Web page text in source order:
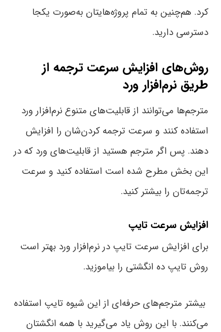
کرد. هم‌چنین به تمام پروژه‌هایتان به‌صورت یکجا
دسترسی دارید.
روش‌های افزایش سرعت ترجمه از
طریق نرم‌افزار ورد
مترجم‌ها می‌توانند از قابلیت‌های متنوع نرم‌افزار ورد
استفاده کنند و سرعت ترجمه کردن‌شان را افزایش
دهند. پس اگر مترجم هستید از قابلیت‌های ورد که در
این بخش مطرح شده‌ است استفاده کنید و سرعت
ترجمه‌تان را بیشتر کنید.
افزایش سرعت تایپ
برای افزایش سرعت تایپ در نرم‌افزار ورد بهتر است
روش تایپ ده انگشتی را بیاموزید.
بیشتر مترجم‌های حرفه‌ای از این شیوه تایپ استفاده
می‌کنند. با این روش یاد می‌گیرید با همه انگشتان